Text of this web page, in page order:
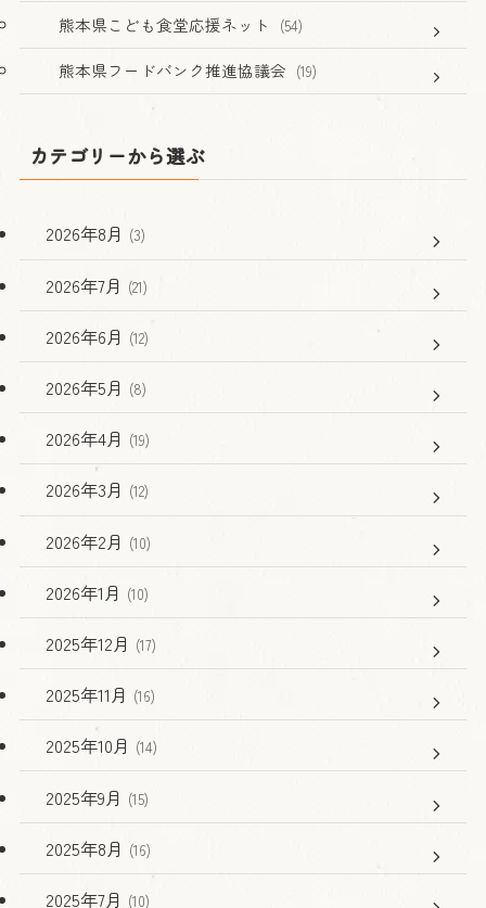
熊本県こども食堂応援ネット (54)
熊本県フードバンク推進協議会 (19)
カテゴリーから選ぶ
2026年8月 (3)
2026年7月 (21)
2026年6月 (12)
2026年5月 (8)
2026年4月 (19)
2026年3月 (12)
2026年2月 (10)
2026年1月 (10)
2025年12月 (17)
2025年11月 (16)
2025年10月 (14)
2025年9月 (15)
2025年8月 (16)
2025年7月 (10)